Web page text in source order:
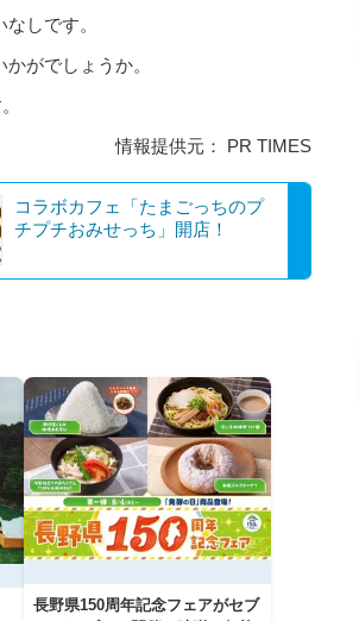
しです。
がでしょうか。
情報提供元： PR TIMES
コラボカフェ「たまごっちのプ
チプチおみせっち」開店！
長野県150周年記念フェアがセブ